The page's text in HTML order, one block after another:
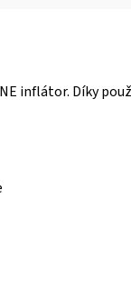
inflátor. Díky